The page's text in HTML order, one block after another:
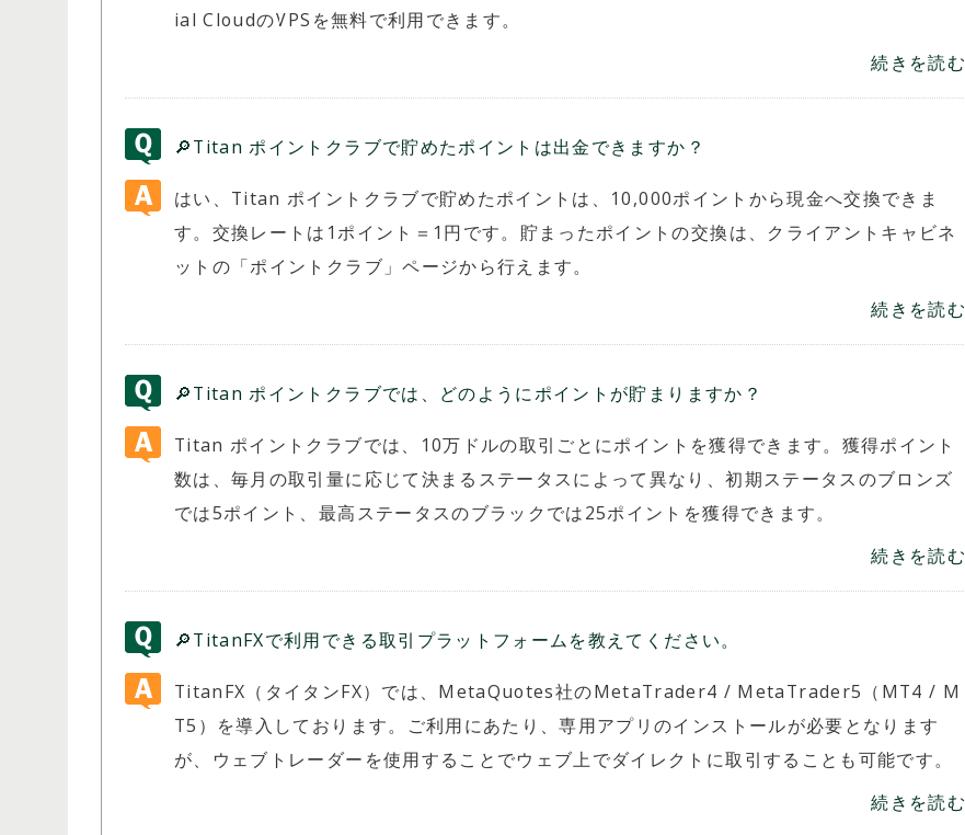
ial CloudのVPSを無料で利用できます。
続きを読む
🔎Titan ポイントクラブで貯めたポイントは出金できますか？
はい、Titan ポイントクラブで貯めたポイントは、10,000ポイントから現金へ交換できま
す。交換レートは1ポイント＝1円です。貯まったポイントの交換は、クライアントキャビネ
ットの「ポイントクラブ」ページから行えます。
続きを読む
🔎Titan ポイントクラブでは、どのようにポイントが貯まりますか？
Titan ポイントクラブでは、10万ドルの取引ごとにポイントを獲得できます。獲得ポイント
数は、毎月の取引量に応じて決まるステータスによって異なり、初期ステータスのブロンズ
では5ポイント、最高ステータスのブラックでは25ポイントを獲得できます。
続きを読む
🔎TitanFXで利用できる取引プラットフォームを教えてください。
TitanFX（タイタンFX）では、MetaQuotes社のMetaTrader4 / MetaTrader5（MT4 / M
T5）を導入しております。ご利用にあたり、専用アプリのインストールが必要となります
が、ウェブトレーダーを使用することでウェブ上でダイレクトに取引することも可能です。
続きを読む